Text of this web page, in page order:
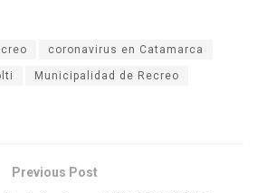
coronavirus en Catamarca
Municipalidad de Recreo
Previous Post